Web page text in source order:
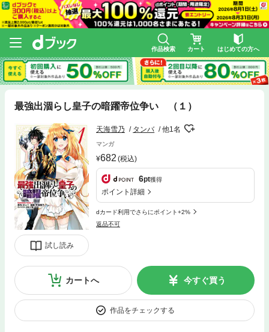
作品検索 カート はじめての方へ
最強出涸らし皇子の暗躍帝位争い （１）
試し読み
天海雪乃 タンバ 他1名
マンガ
682 (税込)
6pt獲得
ポイント詳細
dカード利用でさらにポイント+2%
返品不可
カートへ 今すぐ買う
作品をチェックする